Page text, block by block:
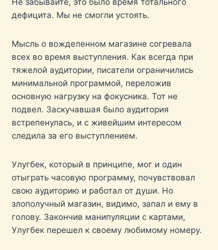
Не забывайте, это было время тотального
дефицита. Мы не смогли устоять.
Мысль о вожделенном магазине согревала
всех во время выступления. Как всегда при
тяжелой аудитории, писатели ограничились
минимальной программой, переложив
основную нагрузку на фокусника. Тот не
подвел. Заскучавшая было аудитория
встрепенулась, и с живейшим интересом
следила за его выступлением.
Улугбек, который в принципе, мог и один
отыграть часовую программу, почувствовал
свою аудиторию и работал от души. Но
злополучный магазин, видимо, запал и ему в
голову. Закончив манипуляции с картами,
Улугбек перешел к своему любимому номеру.